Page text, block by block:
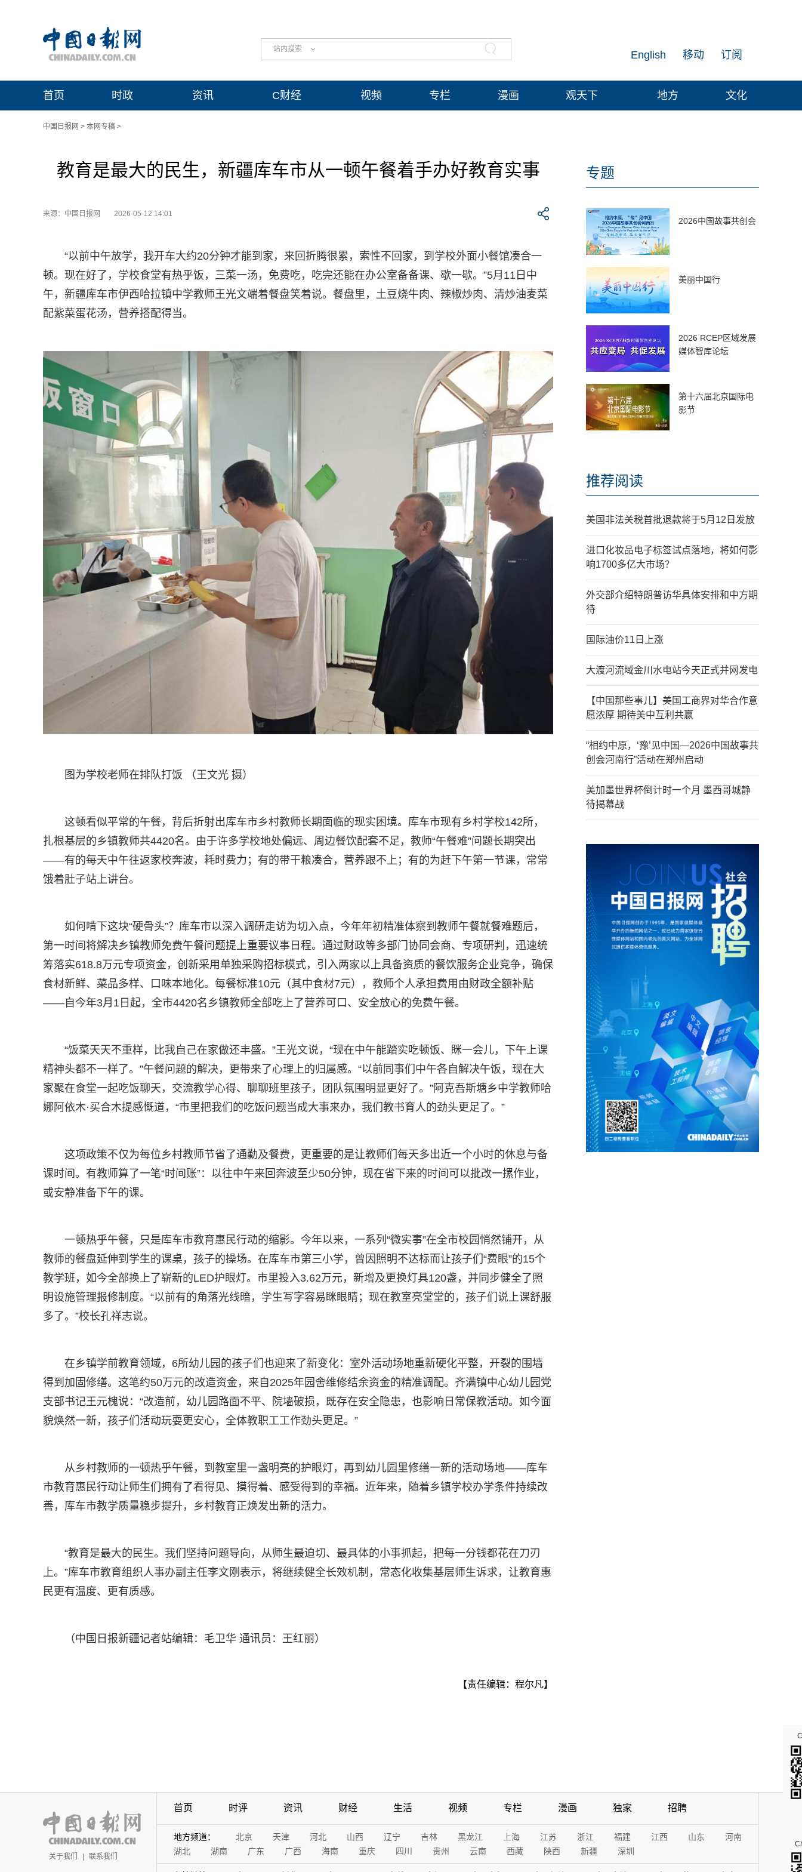
站内搜索 订阅
移动
English
首页 时政 资讯 C财经 视频 专栏 漫画 观天下 地方 文化
中国日报网 > 本网专稿 >
教育是最大的民生，新疆库车市从一顿午餐着手办好教育实事
来源：中国日报网 2026-05-12 14:01
“以前中午放学，我开车大约20分钟才能到家，来回折腾很累，索性不回家，到学校外面小餐馆凑合一
顿。现在好了，学校食堂有热乎饭，三菜一汤，免费吃，吃完还能在办公室备备课、歇一歇。”5月11日中
午，新疆库车市伊西哈拉镇中学教师王光文端着餐盘笑着说。餐盘里，土豆烧牛肉、辣椒炒肉、清炒油麦菜
配紫菜蛋花汤，营养搭配得当。
图为学校老师在排队打饭 （王文光 摄）
这顿看似平常的午餐，背后折射出库车市乡村教师长期面临的现实困境。库车市现有乡村学校142所，
扎根基层的乡镇教师共4420名。由于许多学校地处偏远、周边餐饮配套不足，教师“午餐难”问题长期突出
——有的每天中午往返家校奔波，耗时费力；有的带干粮凑合，营养跟不上；有的为赶下午第一节课，常常
饿着肚子站上讲台。
如何啃下这块“硬骨头”？库车市以深入调研走访为切入点，今年年初精准体察到教师午餐就餐难题后，
第一时间将解决乡镇教师免费午餐问题提上重要议事日程。通过财政等多部门协同会商、专项研判，迅速统
筹落实618.8万元专项资金，创新采用单独采购招标模式，引入两家以上具备资质的餐饮服务企业竞争，确保
食材新鲜、菜品多样、口味本地化。每餐标准10元（其中食材7元），教师个人承担费用由财政全额补贴
——自今年3月1日起，全市4420名乡镇教师全部吃上了营养可口、安全放心的免费午餐。
“饭菜天天不重样，比我自己在家做还丰盛。”王光文说，“现在中午能踏实吃顿饭、眯一会儿，下午上课
精神头都不一样了。”午餐问题的解决，更带来了心理上的归属感。“以前同事们中午各自解决午饭，现在大
家聚在食堂一起吃饭聊天，交流教学心得、聊聊班里孩子，团队氛围明显更好了。”阿克吾斯塘乡中学教师哈
娜阿依木·买合木提感慨道，“市里把我们的吃饭问题当成大事来办，我们教书育人的劲头更足了。”
这项政策不仅为每位乡村教师节省了通勤及餐费，更重要的是让教师们每天多出近一个小时的休息与备
课时间。有教师算了一笔“时间账”：以往中午来回奔波至少50分钟，现在省下来的时间可以批改一摞作业，
或安静准备下午的课。
一顿热乎午餐，只是库车市教育惠民行动的缩影。今年以来，一系列“微实事”在全市校园悄然铺开，从
教师的餐盘延伸到学生的课桌，孩子的操场。在库车市第三小学，曾因照明不达标而让孩子们“费眼”的15个
教学班，如今全部换上了崭新的LED护眼灯。市里投入3.62万元，新增及更换灯具120盏，并同步健全了照
明设施管理报修制度。“以前有的角落光线暗，学生写字容易眯眼睛；现在教室亮堂堂的，孩子们说上课舒服
多了。”校长孔祥志说。
在乡镇学前教育领域，6所幼儿园的孩子们也迎来了新变化：室外活动场地重新硬化平整，开裂的围墙
得到加固修缮。这笔约50万元的改造资金，来自2025年园舍维修结余资金的精准调配。齐满镇中心幼儿园党
支部书记王元槐说：“改造前，幼儿园路面不平、院墙破损，既存在安全隐患，也影响日常保教活动。如今面
貌焕然一新，孩子们活动玩耍更安心，全体教职工工作劲头更足。”
从乡村教师的一顿热乎午餐，到教室里一盏明亮的护眼灯，再到幼儿园里修缮一新的活动场地——库车
市教育惠民行动让师生们拥有了看得见、摸得着、感受得到的幸福。近年来，随着乡镇学校办学条件持续改
善，库车市教学质量稳步提升，乡村教育正焕发出新的活力。
“教育是最大的民生。我们坚持问题导向，从师生最迫切、最具体的小事抓起，把每一分钱都花在刀刃
上。”库车市教育组织人事办副主任李文刚表示，将继续健全长效机制，常态化收集基层师生诉求，让教育惠
民更有温度、更有质感。
（中国日报新疆记者站编辑：毛卫华 通讯员：王红丽）
【责任编辑：程尔凡】
专题
2026中国故事共创会
美丽中国行
2026 RCEP区域发展
媒体智库论坛
第十六届北京国际电
影节
推荐阅读
美国非法关税首批退款将于5月12日发放
进口化妆品电子标签试点落地，将如何影
响1700多亿大市场？
外交部介绍特朗普访华具体安排和中方期
待
国际油价11日上涨
大渡河流域金川水电站今天正式并网发电
【中国那些事儿】美国工商界对华合作意
愿浓厚 期待美中互利共赢
“相约中原，‘豫’见中国—2026中国故事共
创会河南行”活动在郑州启动
美加墨世界杯倒计时一个月 墨西哥城静
待揭幕战
关于我们 | 联系我们
首页 时评 资讯 财经 生活 视频 专栏 漫画 独家 招聘
地方频道： 北京 天津 河北 山西 辽宁 吉林 黑龙江 上海 江苏 浙江 福建 江西 山东
河南
湖北
湖南 广东 广西 海南 重庆 四川 贵州 云南 西藏 陕西 新疆 深圳